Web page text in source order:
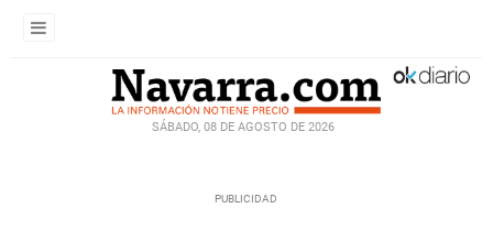
SÁBADO, 08 DE AGOSTO DE 2026